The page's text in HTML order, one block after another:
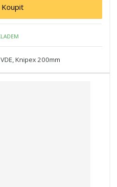
Koupit
Knipex 200mm